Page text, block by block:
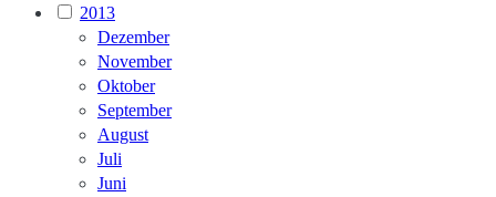
2013
Dezember
November
Oktober
September
August
Juli
Juni